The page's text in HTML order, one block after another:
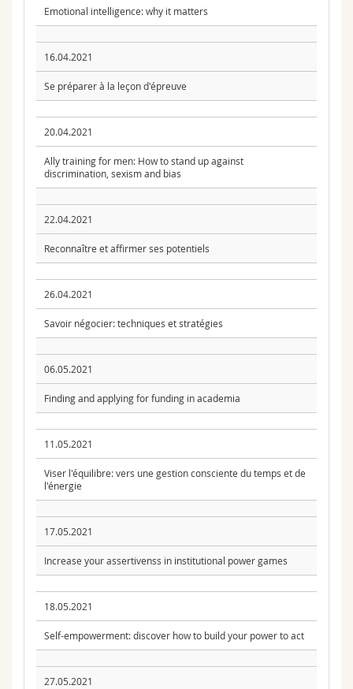
Emotional intelligence: why it matters
16.04.2021
Se préparer à la leçon d'épreuve
20.04.2021
Ally training for men: How to stand up against
discrimination, sexism and bias
22.04.2021
Reconnaître et affirmer ses potentiels
26.04.2021
Savoir négocier: techniques et stratégies
06.05.2021
Finding and applying for funding in academia
11.05.2021
Viser l'équilibre: vers une gestion consciente du temps et de
l'énergie
17.05.2021
Increase your assertivenss in institutional power games
18.05.2021
Self-empowerment: discover how to build your power to act
27.05.2021